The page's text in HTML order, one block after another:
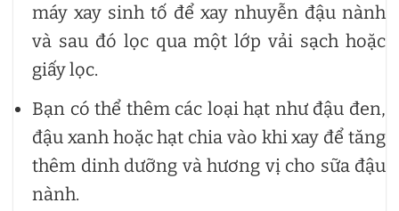
máy xay sinh tố để xay nhuyễn đậu nành
và sau đó lọc qua một lớp vải sạch hoặc
giấy lọc.
Bạn có thể thêm các loại hạt như đậu đen,
đậu xanh hoặc hạt chia vào khi xay để tăng
thêm dinh dưỡng và hương vị cho sữa đậu
nành.